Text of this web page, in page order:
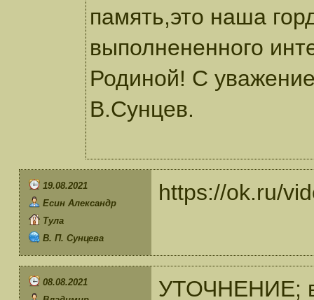
память,это наша
выполнененного
Родиной! С
В.Сунцев.
19.08.2021
Есин Александр
Тула
В. П. Сунцева
https://ok.ru/
08.08.2021
УТОЧНЕНИЕ;